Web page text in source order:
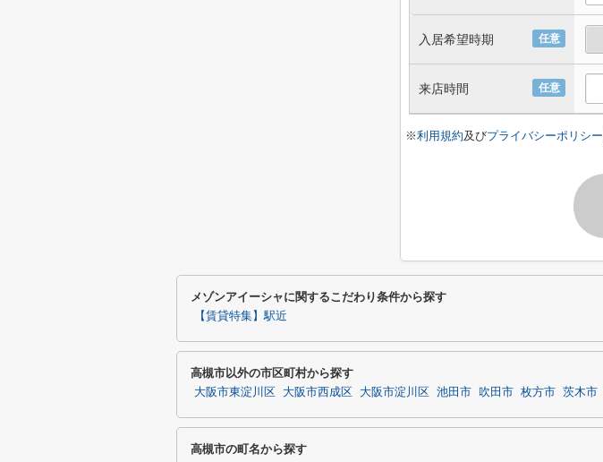
任意
入居希望時期
任意
来店時間
※利用規約及びプライバシーポリシー
メゾンアイーシャに関するこだわり条件から探す
【賃貸特集】駅近
高槻市以外の市区町村から探す
大阪市東淀川区 大阪市西成区 大阪市淀川区 池田市 吹田市 枚方市 茨木市
高槻市の町名から探す